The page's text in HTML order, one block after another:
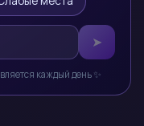
➤
каждый день ✨